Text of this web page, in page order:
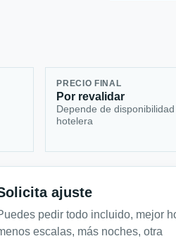
PRECIO FINAL
Por revalidar
Depende de
hotelera
ajuste
pedir todo incluido, mejor
escalas, más noches, otra